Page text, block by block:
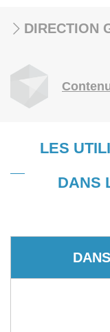
DIRECTION
LES
DANS